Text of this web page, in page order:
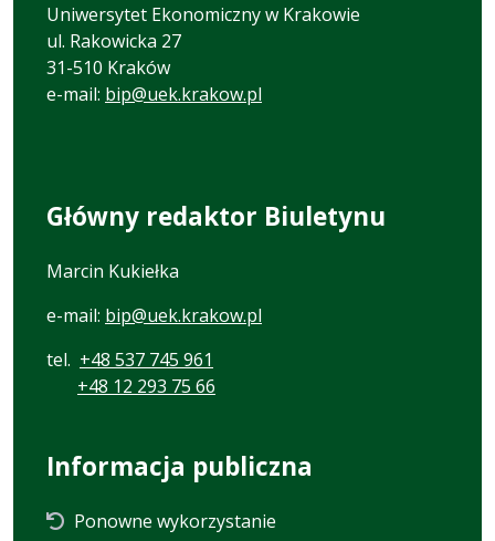
Uniwersytet Ekonomiczny w Krakowie
ul. Rakowicka 27
31-510 Kraków
e-mail: bip@uek.krakow.pl
Główny redaktor Biuletynu
Marcin Kukiełka
e-mail: bip@uek.krakow.pl
tel. +48 537 745 961
+48 12 293 75 66
Informacja publiczna
Ponowne wykorzystanie